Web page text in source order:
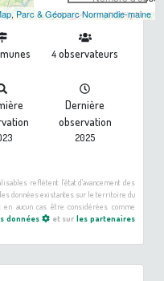
, Parc & Géoparc Normandie-maine
4observateurs
Dernière
observation
2025
reflètent l'état d'avancement des
données existantes sur le territoire du
aucun cas être considérées comme
données et surles partenaires